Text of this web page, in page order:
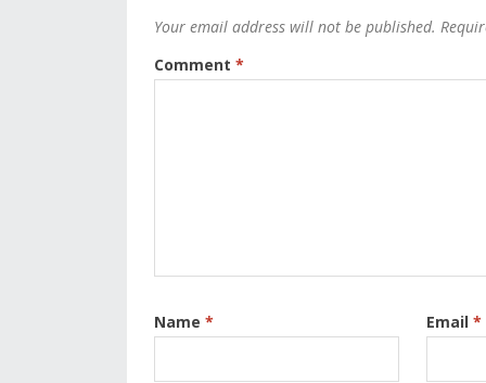
Your email address will not be published.
Comment *
Name * Email *